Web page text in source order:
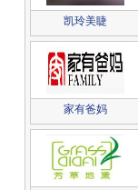
凯玲美睫
家有爸妈